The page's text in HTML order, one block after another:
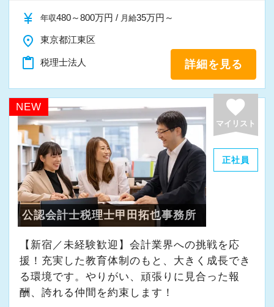
【税理士資格がなくても活躍できる／評価も給
与も“実力”次第】
私たちの職場に、「税理士補助」という言葉は
ありません。
年齢・性別・学歴、そして資格の有無に関係な
く、すべてのメンバーがプロとして活躍できる
環境が整っています。
実際に、多くの若手職員が第一線で顧問先を担
当し、日々やりがいを感じながら働いていま
す。
もちろん、資格試験への挑戦も大歓迎。中でも
私たちは、FP資格の最上位であるCFP資格の取
得を推奨しています。
CFPは、税務・社会保険・相続・不動産・金融
資産運用など、お客様の経営と人生に関わる幅
広い知識を体系的に学べる資格で、実務にも直
1984年に創業以来、現在では1,200件以上の日
本全国のお客様から沢山のご相談を頂き、拡大
安定した経営基盤のもと、成長できる環境が整
っています。
是非、一緒に働きませんか！
ご応募お待ちしております。
▽採用サイト
職場環境やスタッフのインタビューなど、掲載
しております！
援・MAP、MAS監査・民事信託・身元保証事
業・建設業許可申請・不動産仲介、売買・
M&A・生損保コンサルティング・医業経営コン
サルティング・金融商品仲介・資産運用等々。
■キャリアプラン例
「監査担当者＋得意分野」で活躍している職員
が多数在籍しております。
13年目職員
監査担当（30件前後） ＋ 生損保部門長とし
て顧問先全体の生損保の見直し、提案を行う
9年目職員
監査担当（25件前後） ＋ 得意のシステムス
キルを活かし、顧問先全体のDX支援を行う
8年目職員
監査担当（35件前後） 監査担当者を極めるべ
currency_yen 年収480～800万円 / 月給35万円～
place 東京都江東区
content_paste 税理士法人 詳細を見る
NEW favorite
マイリスト
正社員
公認会計士税理士甲田拓也事務所
【新宿／未経験歓迎】会計業界への挑戦を応
援！充実した教育体制のもと、大きく成長でき
る環境です。やりがい、頑張りに見合った報
酬、誇れる仲間を約束します！